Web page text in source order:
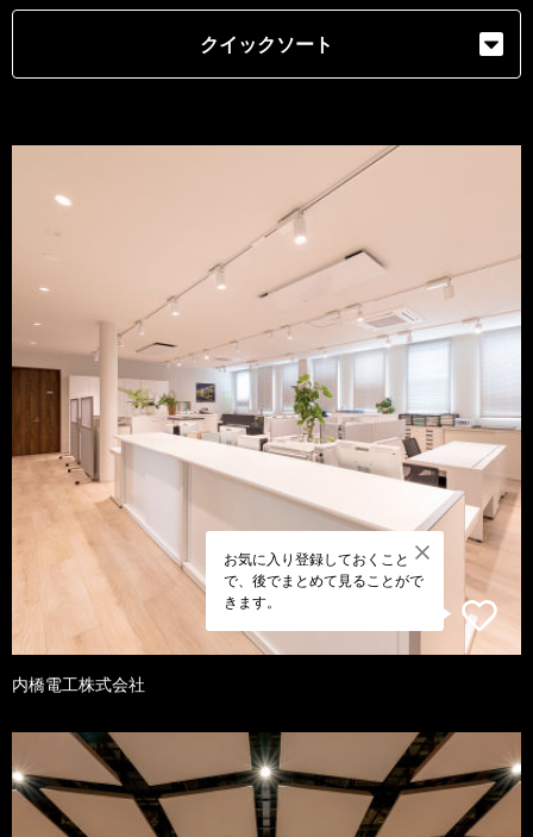
クイックソート
お気に入り登録しておくこと
で、後でまとめて見ることがで
きます。
内橋電工株式会社